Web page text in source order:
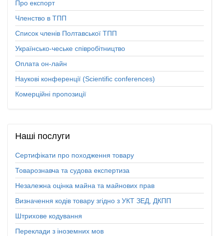
Про експорт
Членство в ТПП
Список членів Полтавської ТПП
Українсько-чеське співробітництво
Оплата он-лайн
Наукові конференції (Scientific conferences)
Комерційні пропозиції
Наші послуги
Сертифікати про походження товару
Товарознавча та судова експертиза
Незалежна оцінка майна та майнових прав
Визначення кодів товару згідно з УКТ ЗЕД, ДКПП
Штрихове кодування
Переклади з іноземних мов